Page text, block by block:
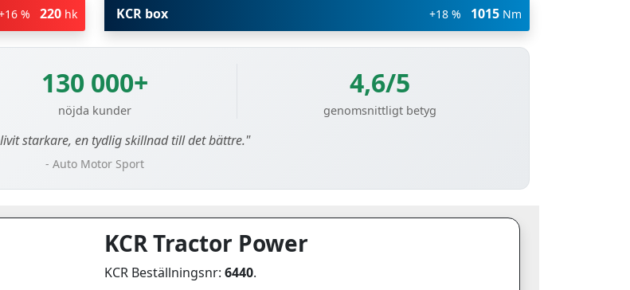
% 220 hk KCR box +18 % 1015 Nm
130 000+
nöjda kunder
4,6/5
genomsnittligt betyg
starkare, en tydlig skillnad till det bättre."
- Auto Motor Sport
KCR Tractor Power
KCR Beställningsnr: 6440.